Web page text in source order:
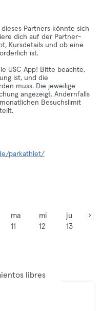
Partners könnte sich
dich auf der Partner-
Kursdetails und ob eine
ist.
USC App! Bitte beachte,
ist, und die
muss. Die jeweilige
angezeigt. Andernfalls
Besuchslimit
parkathlet/
ma
11
mi
12
ju
13
libres